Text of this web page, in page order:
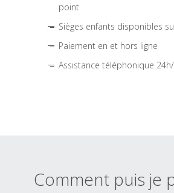
point
Sièges enfants disponibles
Paiement en et hors ligne
Assistance téléphonique
Comment puis je